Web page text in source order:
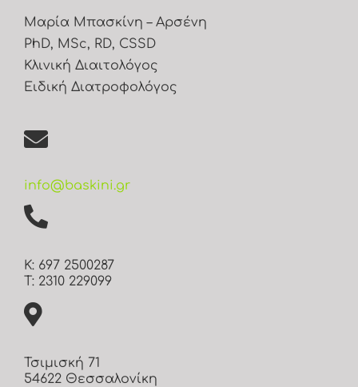
Μαρία Μπασκίνη – Αρσένη
PhD, MSc, RD, CSSD
Κλινική Διαιτολόγος
Ειδική Διατροφολόγος
info@baskini.gr
Κ: 697 2500287
Τ: 2310 229099
Τσιμισκή 71
54622 Θεσσαλονίκη